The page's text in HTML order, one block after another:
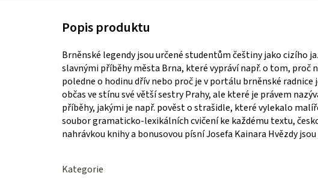
Brněnské legendy jsou určené studentům češtiny jako cizího
slavnými příběhy města Brna, které vypráví např. o tom, proč
poledne o hodinu dřív nebo proč je v portálu brněnské
občas ve stínu své větší sestry Prahy, ale které je právem
příběhy, jakými je např. pověst o strašidle, které vylekalo
soubor gramaticko-lexikálních cvičení ke každému textu,
nahrávkou knihy a bonusovou písní Josefa Kainara Hvězdy
Kategorie